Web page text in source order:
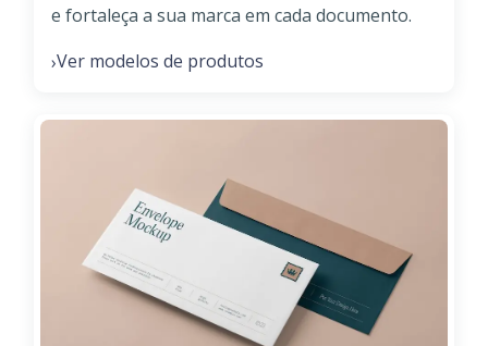
e fortaleça a sua marca em cada documento.
›Ver modelos de produtos